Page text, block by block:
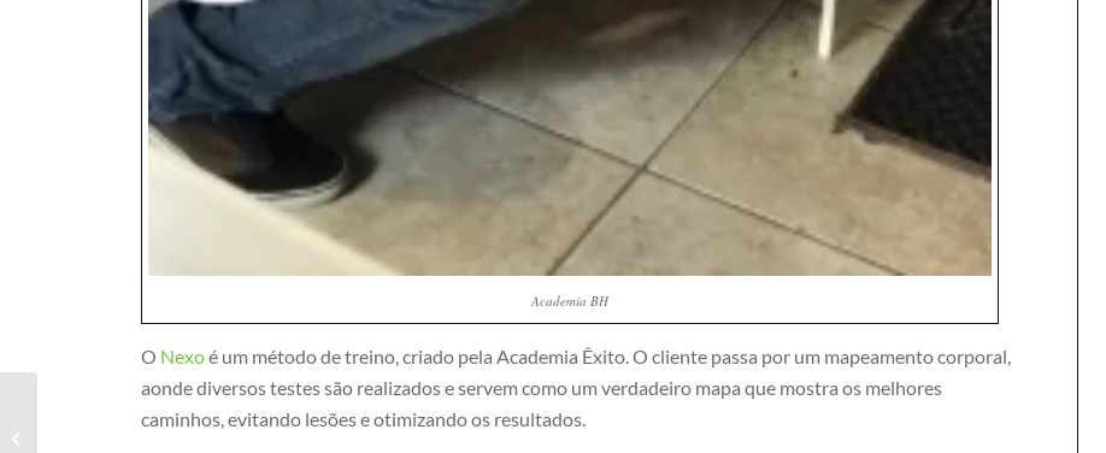
Academia BH
O Nexoé um método de treino, criado pela Academia Êxito. O cliente passa por um mapeamento corporal,
aonde diversos testes são realizados e servem como um verdadeiro mapa que mostra os melhores
caminhos, evitando lesões e otimizando os resultados.
Como Não Perder Massa Muscular